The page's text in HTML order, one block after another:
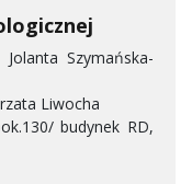
Szymańska-
Liwocha
budynek RD,